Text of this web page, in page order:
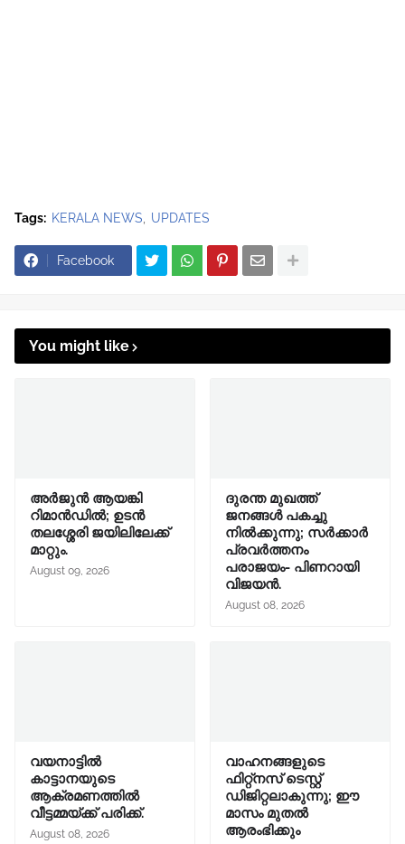
Tags: KERALA NEWS UPDATES
Facebook
You might like
അര്‍ജുന്‍ ആയങ്കി
റിമാന്‍ഡില്‍; ഉടന്‍
തലശ്ശേരി ജയിലിലേക്ക്
മാറ്റും.
August 09, 2026
ദുരന്ത മുഖത്ത്
ജനങ്ങൾ പകച്ചു
നിൽക്കുന്നു; സർക്കാർ
പ്രവർത്തനം
പരാജയം- പിണറായി
വിജയൻ.
August 08, 2026
വയനാട്ടിൽ
കാട്ടാനയുടെ
ആക്രമണത്തിൽ
വീട്ടമ്മയ്ക്ക് പരിക്ക്.
August 08, 2026
വാഹനങ്ങളുടെ
ഫിറ്റ്‌നസ് ടെസ്റ്റ്
ഡിജിറ്റലാകുന്നു; ഈ
മാസം മുതൽ
ആരംഭിക്കും